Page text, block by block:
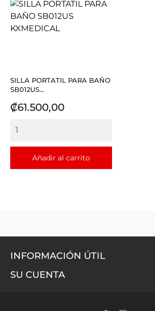
SILLA PORTATIL PARA BAÑO
SB012US...
Precio
₡61.500,00
Añadir al carrito
INFORMACIÓN ÚTIL
SU CUENTA